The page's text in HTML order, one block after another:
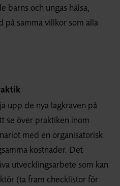
barns och ungas hälsa,
samma villkor som alla
upp de nya lagkraven på
se över praktiken inom
med en organisatorisk
kostnader. Det
utvecklingsarbete som kan
(ta fram checklistor för